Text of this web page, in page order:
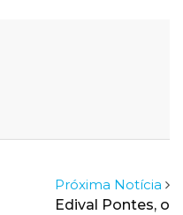
Próxima Notícia
Edival Pontes, o